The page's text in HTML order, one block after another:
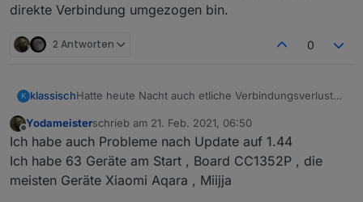
direkte Verbindung umgezogen bin.
2 Antworten 0
K klassischHatte heute Nacht auch etliche Verbindungsverluste
hängt.
Begann wohl gestern Nacht
zigbee.0	2021-02-20 21:34:16.038	info
zigbee.0	2021-02-20 21:34:14.443	info
zigbee.0	2021-02-20 21:34:14.440
zigbee.0	2021-02-20 21:34:14.439
zigbee.0	2021-02-20 21:34:04.430	info
heute Morgen hat dann der reconnect anscheinend
nicht mehr funktioniert
zigbee.0	2021-02-21 04:12:08.384	warn
Offline
Yodameisterschrieb am 21. Feb. 2021, 06:50
zuletzt editiert von
Ich habe auch Probleme nach Update auf 1.44
Ich habe 63 Geräte am Start , Board CC1352P , die
meisten Geräte Xiaomi Aqara , Miijja